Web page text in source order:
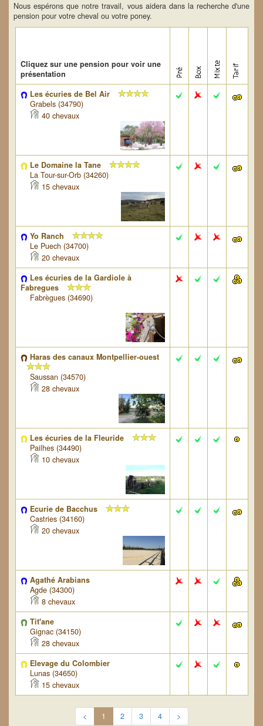
Nous espérons que notre travail, vous aidera dans la recherche d'une
pension pour votre cheval ou votre poney.
Cliquez sur une pension pour voir une
présentation
Les écuries de Bel Air
Grabels (34790)
40 chevaux
Le Domaine la Tane
La Tour-sur-Orb (34260)
15 chevaux
Yo Ranch
Le Puech (34700)
20 chevaux
Les écuries de la Gardiole à
Fabregues
Fabrègues (34690)
Haras des canaux Montpellier-ouest
Saussan (34570)
28 chevaux
Les écuries de la Fleuride
Pailhes (34490)
10 chevaux
Ecurie de Bacchus
Castries (34160)
20 chevaux
Agathé Arabians
Agde (34300)
8 chevaux
Tit'ane
Gignac (34150)
28 chevaux
Elevage du Colombier
Lunas (34650)
15 chevaux
< 1 2 3 4 >